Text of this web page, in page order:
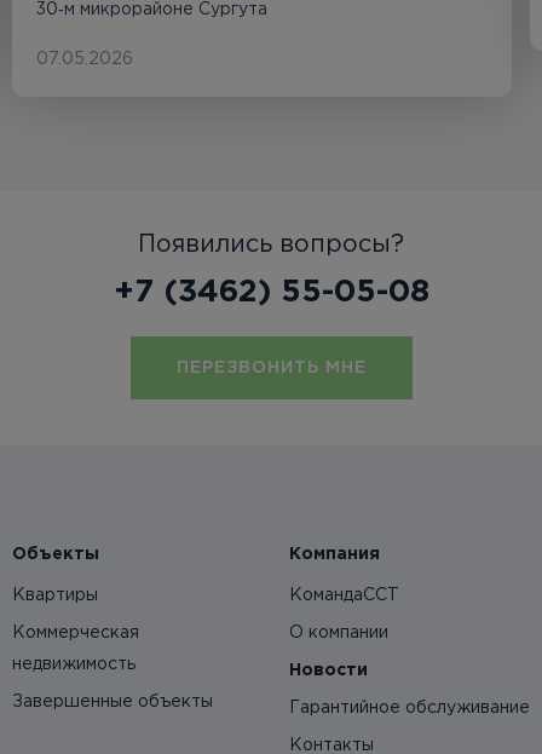
30‑м микрорайоне Сургута
07.05.2026
Появились вопросы?
+7 (3462) 55-05-08
ПЕРЕЗВОНИТЬ МНЕ
Объекты
Квартиры
Коммерческая
недвижимость
Завершенные объекты
Компания
КомандаССТ
О компании
Новости
Гарантийное обслуживание
Контакты